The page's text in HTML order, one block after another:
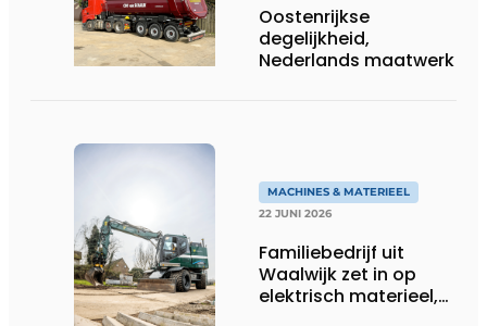
Oostenrijkse
degelijkheid,
Nederlands maatwerk
MACHINES & MATERIEEL
22 JUNI 2026
Familiebedrijf uit
Waalwijk zet in op
elektrisch materieel,